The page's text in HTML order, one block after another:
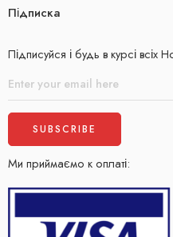
Підписка
Підписуйся і будь в курсі всіх
Ми приймаємо к оплаті: